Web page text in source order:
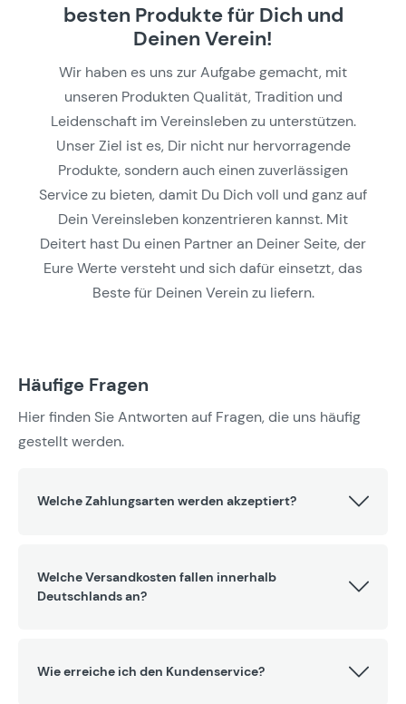
besten Produkte für Dich und
Deinen Verein!
Wir haben es uns zur Aufgabe gemacht, mit
unseren Produkten Qualität, Tradition und
Leidenschaft im Vereinsleben zu unterstützen.
Unser Ziel ist es, Dir nicht nur hervorragende
Produkte, sondern auch einen zuverlässigen
Service zu bieten, damit Du Dich voll und ganz auf
Dein Vereinsleben konzentrieren kannst. Mit
Deitert hast Du einen Partner an Deiner Seite, der
Eure Werte versteht und sich dafür einsetzt, das
Beste für Deinen Verein zu liefern.
Häufige Fragen
Hier finden Sie Antworten auf Fragen, die uns häufig
gestellt werden.
Welche Zahlungsarten werden akzeptiert?
Welche Versandkosten fallen innerhalb
Deutschlands an?
Wie erreiche ich den Kundenservice?